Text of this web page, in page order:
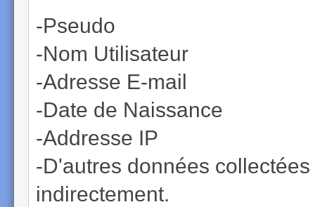
-Pseudo
-Nom Utilisateur
-Adresse E-mail
-Date de Naissance
-Addresse IP
-D'autres données
indirectement.